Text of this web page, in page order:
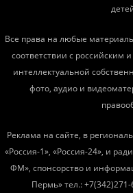
Все права на любые
соответствии с российским
интеллектуальной
фото, аудио и
Реклама на сайте, в
«Россия-1», «Россия-24», и
ФМ», спонсорство и
Пермь» тел.: